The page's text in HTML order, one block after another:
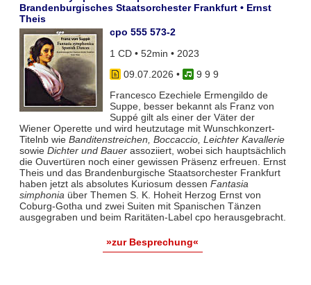
Brandenburgisches Staatsorchester Frankfurt • Ernst
Theis
cpo 555 573-2
1 CD • 52min • 2023
09.07.2026 •
9 9 9
Francesco Ezechiele Ermengildo de
Suppe, besser bekannt als Franz von
Suppé gilt als einer der Väter der
Wiener Operette und wird heutzutage mit Wunschkonzert-
Titelnb wie Banditenstreichen, Boccaccio, Leichter Kavallerie
sowie Dichter und Bauerassoziiert, wobei sich hauptsächlich
die Ouvertüren noch einer gewissen Präsenz erfreuen. Ernst
Theis und das Brandenburgische Staatsorchester Frankfurt
haben jetzt als absolutes Kuriosum dessen Fantasia
simphoniaüber Themen S. K. Hoheit Herzog Ernst von
Coburg-Gotha und zwei Suiten mit Spanischen Tänzen
ausgegraben und beim Raritäten-Label cpo herausgebracht.
»zur Besprechung«